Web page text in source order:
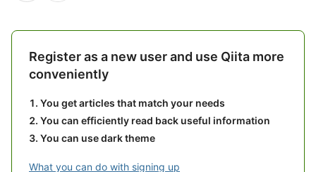
Register as a new user and use Qiita more
conveniently
You get articles that match your needs
You can efficiently read back useful information
You can use dark theme
What you can do with signing up